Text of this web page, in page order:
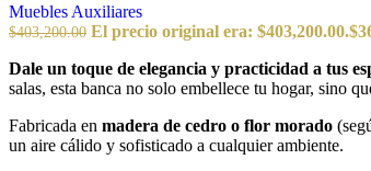
Muebles Auxiliares
$403,200.00 El precio original era: $403,200.00.$
Dale un toque de elegancia y practicidad a tus
salas, esta banca no solo embellece tu hogar, sino
Fabricada en madera de cedro o flor morado
un aire cálido y sofisticado a cualquier ambiente.